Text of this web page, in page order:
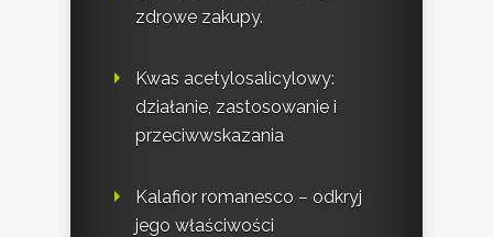
zdrowe zakupy.
Kwas acetylosalicylowy:
działanie, zastosowanie i
przeciwwskazania
Kalafior romanesco – odkryj
jego właściwości